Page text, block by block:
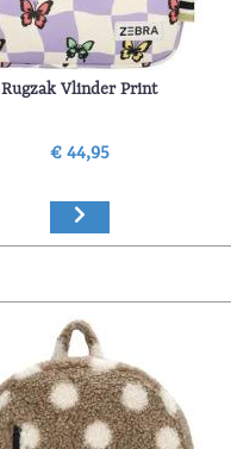
Rugzak Vlinder Print
€ 44,95